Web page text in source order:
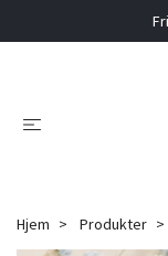
Hjem Produkter